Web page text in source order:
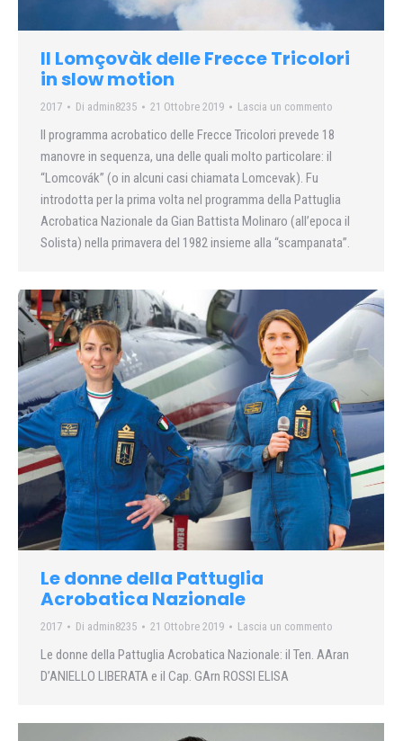
Il Lomçovàk delle Frecce Tricolori
in slow motion
2017 Di admin8235 21 Ottobre 2019 Lascia un commento
Il programma acrobatico delle Frecce Tricolori prevede 18
manovre in sequenza, una delle quali molto particolare: il
“Lomcovák” (o in alcuni casi chiamata Lomcevak). Fu
introdotta per la prima volta nel programma della Pattuglia
Acrobatica Nazionale da Gian Battista Molinaro (all’epoca il
Solista) nella primavera del 1982 insieme alla “scampanata”.
Le donne della Pattuglia
Acrobatica Nazionale
2017 Di admin8235 21 Ottobre 2019 Lascia un commento
Le donne della Pattuglia Acrobatica Nazionale: il Ten. AAran
D’ANIELLO LIBERATA e il Cap. GArn ROSSI ELISA